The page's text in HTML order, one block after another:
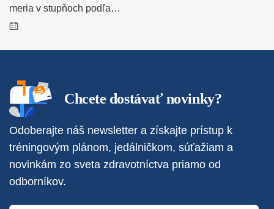
meria v stupňoch podľa…
Chcete dostávať novinky?
Odoberajte náš newsletter a získajte prístup k
tréningovým plánom, jedálničkom, súťažiam a
novinkám zo sveta zdravotníctva priamo od
odborníkov.